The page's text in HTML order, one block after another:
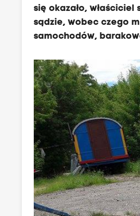
się okazało,
sądzie, wobec czego
samochodów,